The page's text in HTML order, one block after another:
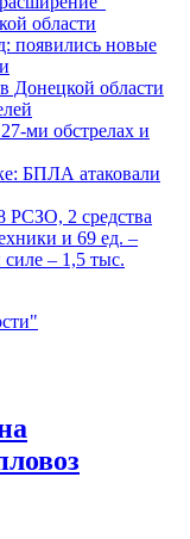
области
появились новые
Донецкой области
ми обстрелах и
БПЛА атаковали
2 средства
и 69 ед. –
– 1,5 тыс.